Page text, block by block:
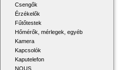
Csengők
Érzékelők
Fűtőtestek
Hőmérők, mérlegek, egyéb
Kamera
Kapcsolók
Kaputelefon
NOUS